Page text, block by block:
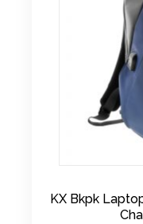
KX Bkpk